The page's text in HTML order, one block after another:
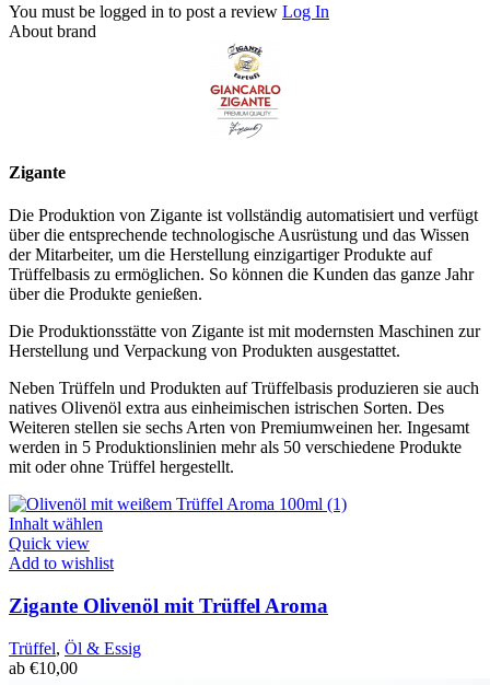
You must be logged in to post a review Log In
About brand
Zigante
Die Produktion von Zigante ist vollständig automatisiert und verfügt
über die entsprechende technologische Ausrüstung und das Wissen
der Mitarbeiter, um die Herstellung einzigartiger Produkte auf
Trüffelbasis zu ermöglichen. So können die Kunden das ganze Jahr
über die Produkte genießen.
Die Produktionsstätte von Zigante ist mit modernsten Maschinen zur
Herstellung und Verpackung von Produkten ausgestattet.
Neben Trüffeln und Produkten auf Trüffelbasis produzieren sie auch
natives Olivenöl extra aus einheimischen istrischen Sorten. Des
Weiteren stellen sie sechs Arten von Premiumweinen her. Ingesamt
werden in 5 Produktionslinien mehr als 50 verschiedene Produkte
mit oder ohne Trüffel hergestellt.
Inhalt wählen
Quick view
Add to wishlist
Zigante Olivenöl mit Trüffel Aroma
Trüffel, Öl & Essig
ab €10,00